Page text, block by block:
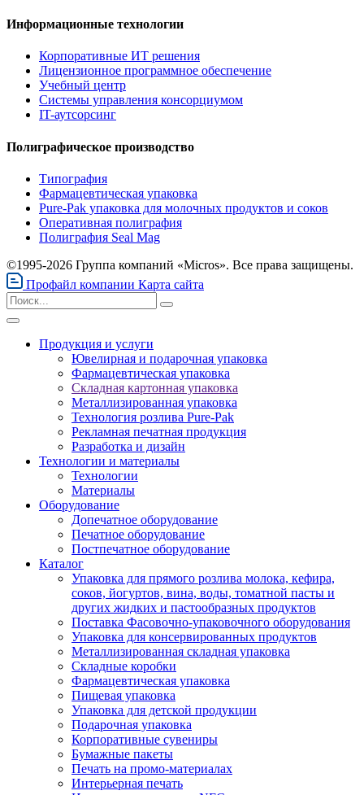
Информационные технологии
Корпоративные ИТ решения
Лицензионное программное обеспечение
Учебный центр
Системы управления консорциумом
IT-аутсорсинг
Полиграфическое производство
Типография
Фармацевтическая упаковка
Pure-Pak упаковка для молочных продуктов и соков
Оперативная полиграфия
Полиграфия Seal Mag
©1995-2026 Группа компаний «Micros». Все права защищены.
Профайл компании Карта сайта
Продукция и услуги
Ювелирная и подарочная упаковка
Фармацевтическая упаковка
Складная картонная упаковка
Металлизированная упаковка
Технология розлива Pure-Pak
Рекламная печатная продукция
Разработка и дизайн
Технологии и материалы
Технологии
Материалы
Оборудование
Допечатное оборудование
Печатное оборудование
Постпечатное оборудование
Каталог
Упаковка для прямого розлива молока, кефира,
соков, йогуртов, вина, воды, томатной пасты и
других жидких и пастообразных продуктов
Поставка Фасовочно-упаковочного оборудования
Упаковка для консервированных продуктов
Металлизированная складная упаковка
Складные коробки
Фармацевтическая упаковка
Пищевая упаковка
Упаковка для детской продукции
Подарочная упаковка
Корпоративные сувениры
Бумажные пакеты
Печать на промо-материалах
Интерьерная печать